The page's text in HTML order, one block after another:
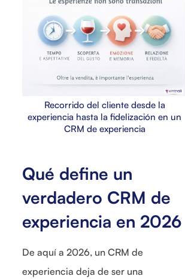
Recorrido del cliente desde la
experiencia hasta la fidelización en un
CRM de experiencia
Qué define un
verdadero CRM de
experiencia en 2026
De aquí a 2026, un CRM de
experiencia deja de ser una